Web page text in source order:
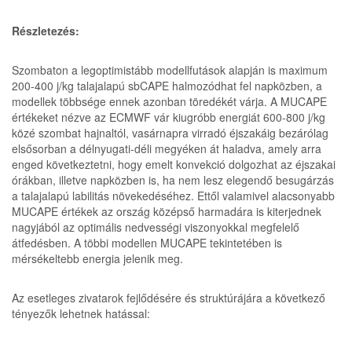
Részletezés:
Szombaton a legoptimistább modellfutások alapján is maximum
200-400 j/kg talajalapú sbCAPE halmozódhat fel napközben, a
modellek többsége ennek azonban töredékét várja. A MUCAPE
értékeket nézve az ECMWF vár kiugróbb energiát 600-800 j/kg
közé szombat hajnaltól, vasárnapra virradó éjszakáig bezárólag
elsősorban a délnyugati-déli megyéken át haladva, amely arra
enged következtetni, hogy emelt konvekció dolgozhat az éjszakai
órákban, illetve napközben is, ha nem lesz elegendő besugárzás
a talajalapú labilitás növekedéséhez. Ettől valamivel alacsonyabb
MUCAPE értékek az ország középső harmadára is kiterjednek
nagyjából az optimális nedvességi viszonyokkal megfelelő
átfedésben. A többi modellen MUCAPE tekintetében is
mérsékeltebb energia jelenik meg.
Az esetleges zivatarok fejlődésére és struktúrájára a következő
tényezők lehetnek hatással: